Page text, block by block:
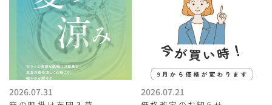
2026.07.31 2026.07.21